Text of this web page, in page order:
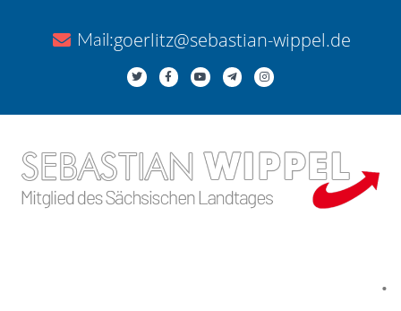
Mail:goerlitz@sebastian-wippel.de
.